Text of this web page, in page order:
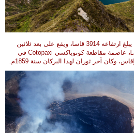
قِدراة بركان كيلوتُوا Quilotoa، يبلغ ارتفاعه 3914 قاسا، ويقع على بعد ثلاثين
إقاسا غرب لاتاكونغا Latacunga، عاصمة مقاطعة كوتوباكسي Cotopaxi في